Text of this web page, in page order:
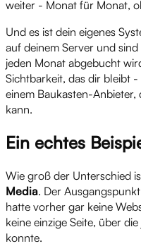
weiter - Monat für Monat,
Und es ist dein eigenes
auf deinem Server und
jeden Monat abgebucht
Sichtbarkeit, das dir bleibt
einem Baukasten-Anbieter,
kann.
Ein echtes
Wie groß der Unterschied
Media. Der
hatte vorher gar keine
keine einzige Seite, über
konnte.